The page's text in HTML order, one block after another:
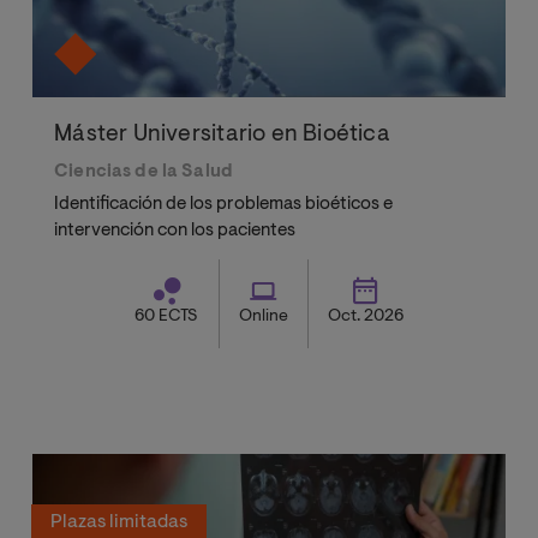
Máster Universitario en Bioética
Ciencias de la Salud
Identificación de los problemas bioéticos e
intervención con los pacientes
60 ECTS Online Oct. 2026
Plazas limitadas